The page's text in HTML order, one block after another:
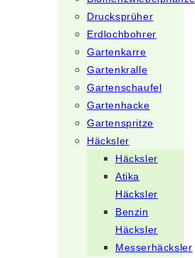
Drucksprüher
Erdlochbohrer
Gartenkarre
Gartenkralle
Gartenschaufel
Gartenhacke
Gartenspritze
Häcksler
Häcksler
Atika
Häcksler
Benzin
Häcksler
Messerhäcksler